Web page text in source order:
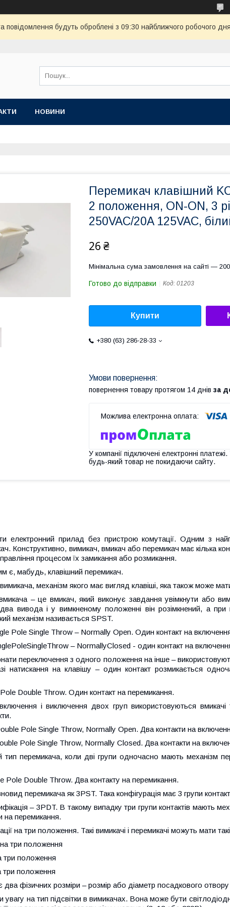
повідомлення будуть оброблені з 09:30 найближчого робочого
НОВИНИ
Перемикач клавішний
2 положення, ON-ON, 3
250VAC/20A 125VAC,
26 ₴
Мінімальна сума замовлення на сайті —
Готово до відправки Код: 01203
Купити
+380 (63) 286-28-33
повернення товару протягом 14 днів за
У компанії підключені електронні
будь-який товар не покидаючи сайту.
електронний прилад без пристрою комутації. Одним з
Конструктивно, вимикач, вмикач або перемикач має кілька
процесом їх замикання або розмикання.
є, мабудь, клавішний перемикач.
механізм якого має вигляд клавіші, яка також може мати
– це вмикач, який виконує завдання увімкнути або
вивода і у вимкненому положенні він розімкнений, а при
механізм називається SPST.
Pole Single Throw – Normally Open. Один контакт на
– NormallyClosed - один контакт на
переключення з одного положення на інше –
натискання на клавішу – один контакт розмикається
Double Throw. Один контакт на перемикання.
і виключення двох груп використовуються
Pole Single Throw, Normally Open. Два контакти на
Pole Single Throw, Normally Closed. Два контакти на
перемикача, коли дві групи одночасно мають механізм
Pole Double Throw. Два контакту на перемикання.
перемикача як 3PST. Така конфігурація має 3 групи
– 3PDT. В такому випадку три групи контактів мають
на перемикання.
на три положення. Такі вимикачі і перемикачі можуть мати
три положення
три положення
три положення
два фізичних розміри – розмір або діаметр посадкового
увагу на тип підсвітки в вимикачах. Вона може бути